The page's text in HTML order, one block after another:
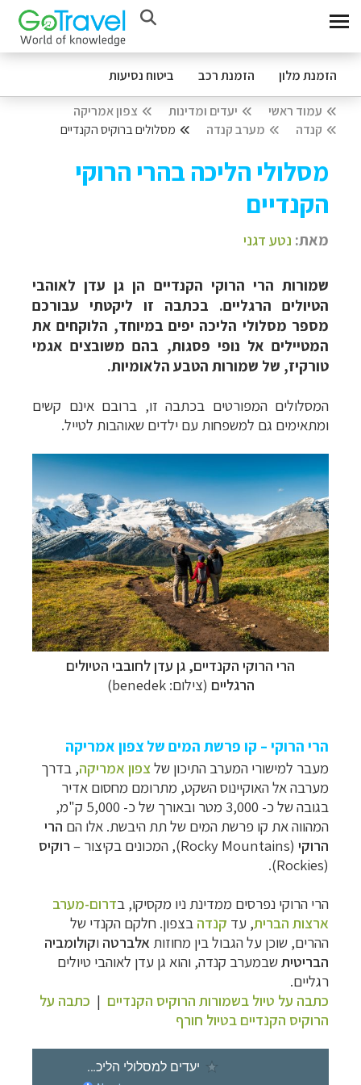
הזמנת מלון הזמנת רכב ביטוח נסיעות
עמוד ראשי יעדים ומדינות
צפון אמריקה
קנדה
מערב קנדה מסלולים ברוקיס הקנדיים
מסלולי הליכה בהרי הרוקי
הקנדיים
מאת: נטע דגני
שמורות הרי הרוקי הקנדיים הן גן עדן לאוהבי
הטיולים הרגליים. בכתבה זו ליקטתי עבורכם
מספר מסלולי הליכה יפים במיוחד, הלוקחים את
המטיילים אל נופי פסגות, בהם משובצים אגמי
טורקיז, של שמורות הטבע הלאומיות.
המסלולים המפורטים בכתבה זו, ברובם אינם קשים
ומתאימים גם למשפחות עם ילדים שאוהבות לטייל.
הרי הרוקי הקנדיים, גן עדן לחובבי הטיולים
הרגליים (צילום: benedek)
הרי הרוקי – קו פרשת המים של צפון אמריקה
מעבר למישורי המערב התיכון שלצפון אמריקה, בדרך
מערבה אל האוקיינוס השקט, מתרומם מחסום אדיר
בגובה של כ- 3,000 מטר ובאורך של כ- 5,000 ק"מ,
המהווה את קו פרשת המים של תת היבשת. אלו הם הרי
הרוקי (
Rocky Mountains), המכונים בקיצור – רוקיס
(
Rockies
).
הרי הרוקי נפרסים ממדינת ניו מקסיקו, בדרום-מערב
ארצות הברית, עד קנדה בצפון. חלקם הקנדי של
ההרים, שוכן על הגבול בין מחוזות אלברטה וקולומביה
הבריטיתשבמערב קנדה, והוא גן עדן לאוהבי טיולים
רגליים.
כתבה על טיול בשמורות הרוקיס הקנדיים | כתבה על
הרוקיס הקנדיים בטיול חורף